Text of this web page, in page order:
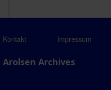
Kontakt Impressum
Arolsen Archives